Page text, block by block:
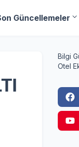
Güncellemeler
Bilgi
Otel